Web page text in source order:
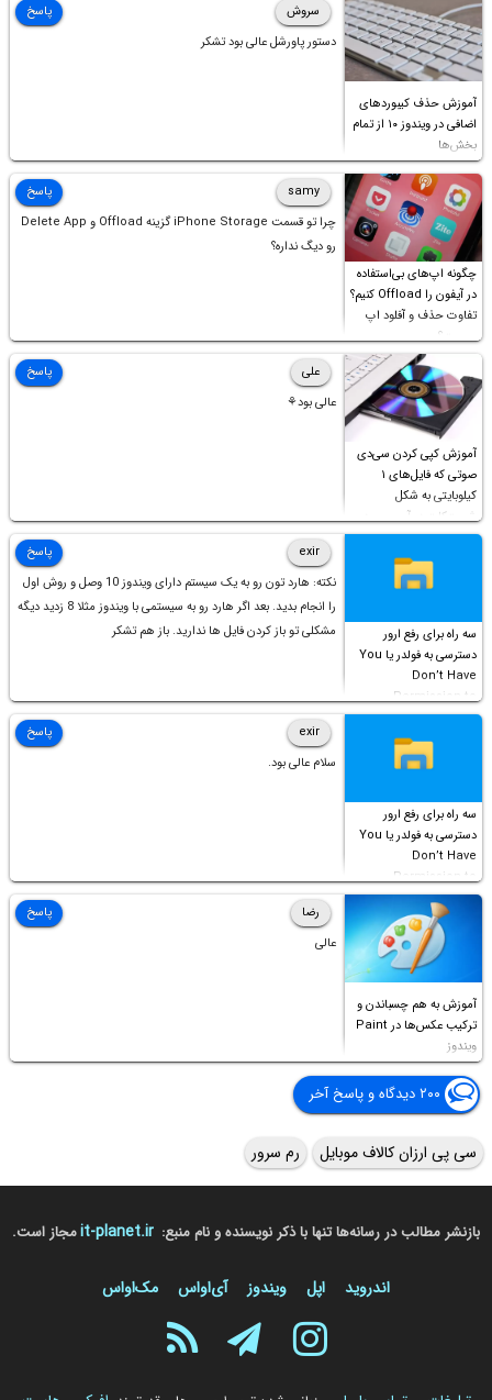
آموزش حذف کیبوردهای
اضافی در ویندوز ۱۰ از تمام
بخش‌ها
سروش
دستور پاورشل عالی بود تشکر
پاسخ
چگونه اپ‌های بی‌استفاده
در آیفون را Offload کنیم؟
تفاوت حذف و آفلود اپ
چیست؟
samy
چرا تو قسمت iPhone Storage گزینه Offload و Delete App
رو دیگ نداره؟
پاسخ
آموزش کپی کردن سی‌دی
صوتی که فایل‌های ۱
کیلوبایتی به شکل
شورت‌کات در آن موجود
است!
علی
عالی بود⚘
پاسخ
سه راه برای رفع ارور
دسترسی به فولدر یا You
Don’t Have
Permission to
Access this folder
exir
نکته: هارد تون رو به یک سیستم دارای ویندوز 10 وصل و روش اول
را انجام بدید. بعد اگر هارد رو به سیستمی با ویندوز مثلا 8 زدید دیگه
مشکلی تو باز کردن فایل ها ندارید. باز هم تشکر
پاسخ
سه راه برای رفع ارور
دسترسی به فولدر یا You
Don’t Have
Permission to
Access this folder
exir
سلام عالی بود.
پاسخ
آموزش به هم چسباندن و
ترکیب عکس‌ها در Paint
ویندوز
رضا
عالی
پاسخ
۲۰۰ دیدگاه و پاسخ آخر
سی پی ارزان کالاف موبایل رم سرور
بازنشر مطالب در رسانه‌ها تنها با ذکر نویسنده و نام منبع: it-planet.irمجاز است.
اندروید اپل ویندوز آی‌او‌اس مک‌او‌اس